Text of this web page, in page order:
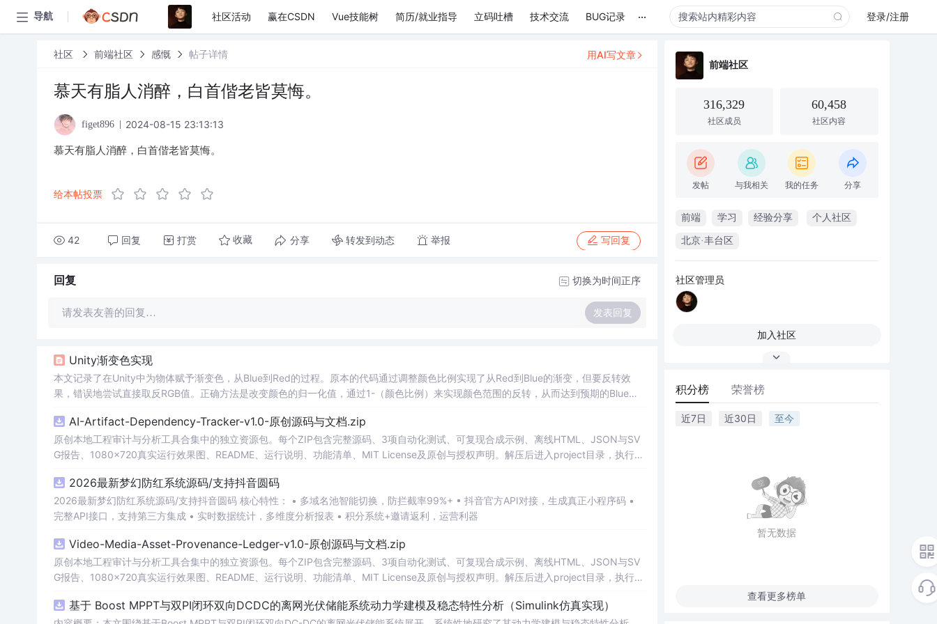
导航 社区活动 赢在CSDN Vue技能树 简历/就业指导 立码吐槽 技术交流 BUG记录 ... 登录/注册
社区 前端社区 感慨 帖子详情
慕天有脂人消醉，白首偕老皆莫悔。
figet896 2024-08-15 23:13:13
慕天有脂人消醉，白首偕老皆莫悔。
给本帖投票
42 回复 打赏 收藏 分享 转发到动态 举报 写回复
用AI写文章
回复 切换为时间正序
请发表友善的回复… 发表回复
Unity渐变色实现
本文记录了在Unity中为物体赋予渐变色，从Blue到Red的过程。原本的代码通过调整颜色比例实现了从Red到Blue的渐变，但要反转效
果，错误地尝试直接取反RGB值。正确方法是改变颜色的归一化值，通过1-（颜色比例）来实现颜色范围的反转，从而达到预期的Blue到R
AI-Artifact-Dependency-Tracker-v1.0-原创源码与文档.zip
原创本地工程审计与分析工具合集中的独立资源包。每个ZIP包含完整源码、3项自动化测试、可复现合成示例、离线HTML、JSON与SV
G报告、1080×720真实运行效果图、README、运行说明、功能清单、MIT License及原创与授权声明。解压后进入project目录，执行np
源码、Logo、官方截图、论文、生产日志或其他受限素材。适合前端开发、AI应用工程、测试审计和课程实践。
2026最新梦幻防红系统源码/支持抖音圆码
2026最新梦幻防红系统源码/支持抖音圆码 核心特性： • 多域名池智能切换，防拦截率99%+ • 抖音官方API对接，生成真正小程序码 •
完整API接口，支持第三方集成 • 实时数据统计，多维度分析报表 • 积分系统+邀请返利，运营利器
Video-Media-Asset-Provenance-Ledger-v1.0-原创源码与文档.zip
原创本地工程审计与分析工具合集中的独立资源包。每个ZIP包含完整源码、3项自动化测试、可复现合成示例、离线HTML、JSON与SV
G报告、1080×720真实运行效果图、README、运行说明、功能清单、MIT License及原创与授权声明。解压后进入project目录，执行np
源码、Logo、官方截图、论文、生产日志或其他受限素材。适合前端开发、AI应用工程、测试审计和课程实践。
基于 Boost MPPT与双PI闭环双向DCDC的离网光伏储能系统动力学建模及稳态特性分析（Simulink仿真实现）
前端社区
316,329
社区成员
60,458
社区内容
发帖 与我相关 我的任务 分享
前端 学习 经验分享 个人社区
北京·丰台区
社区管理员
加入社区
积分榜 荣誉榜
近7日 近30日 至今
暂无数据
查看更多榜单